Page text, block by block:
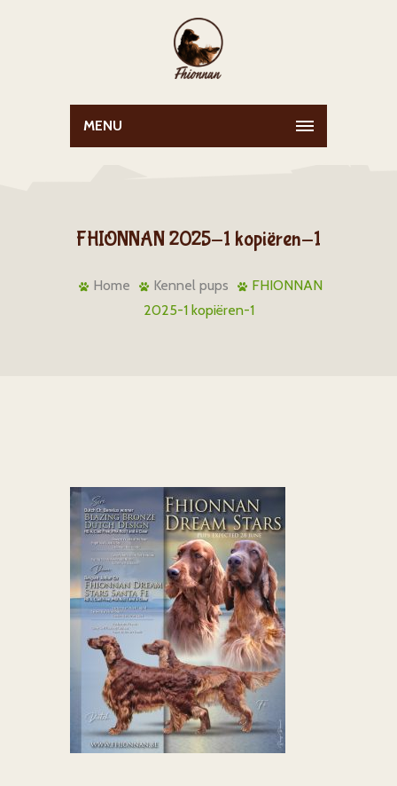
MENU
FHIONNAN 2025-1 kopiëren-1
Home Kennel pups
FHIONNAN
2025-1 kopiëren-1